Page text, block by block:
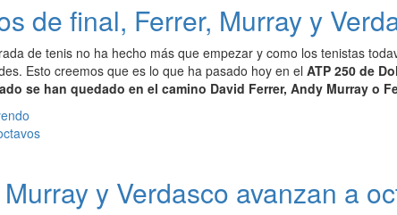
de final, Ferrer, Murray y
de tenis no ha hecho más que empezar y como los tenistas
Esto creemos que es lo que ha pasado hoy en el ATP 250 de
se han quedado en el camino David Ferrer, Andy Murray o
y Verdasco avanzan a